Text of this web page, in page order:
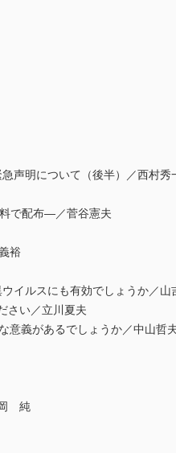
声明について（後半）／西村秀
で配布―／菅谷憲夫
裕
イルスにも有効でしょうか／山
さい／立川夏夫
意義があるでしょうか／中山哲
岡 純